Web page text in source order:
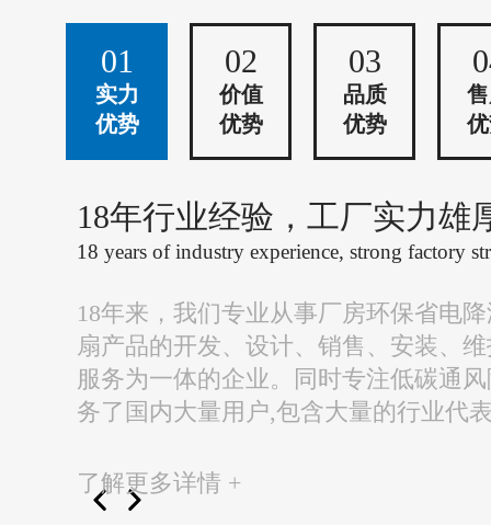
01
实力
优势
02
价值
优势
03
品质
优势
18年行业经验，工厂实力雄
18 years of industry experience, strong factory
18年来，我们专业从事厂房环保省电
扇产品的开发、设计、销售、安装、
服务为一体的企业。同时专注低碳通
务了国内大量用户,包含大量的行业代
了解更多详情 +